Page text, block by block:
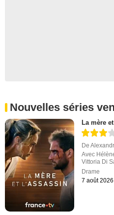
Nouvelles séries
La mère
De
Avec
Vittoria Di
Drame
7 août